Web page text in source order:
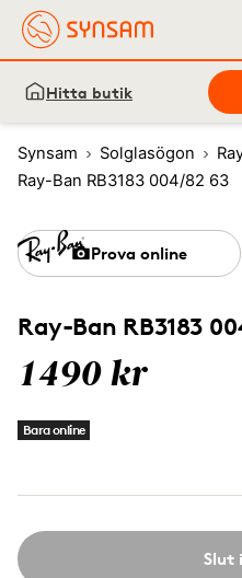
Hitta butik
Synsam Solglasögon
Ray-Ban RB3183 004/82 63
Ray-Ban RB3183
1490 kr
Bara online
Slut
Prova online